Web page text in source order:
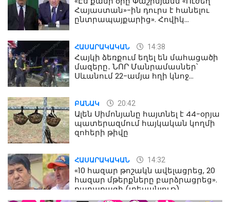
Հայաստան»-ին դուրս է հանելու
ընտրապայքարից». Հովիկ
ՀԱՍԱՐԱԿԱԿԱՆ 14:38
Հայկի ձեռքում եղել են մահացածի
մազերը․ ՆՈՐ Մանրամասներ՝
Սևանում 22-ամյա հղի կնոջ
ԲԱՆԱԿ 20:42
Ալեն Սիմոնյանը հայտնել է 44-օրյա
պատերազմում հայկական կողմի
զոհերի թիվը
ՀԱՍԱՐԱԿԱԿԱՆ 14:32
«10 հազար թոշակն ավելացրեց, 20
հազար մթերքները բարձրացրեց».
քաղաքացի (տեսանյութ)